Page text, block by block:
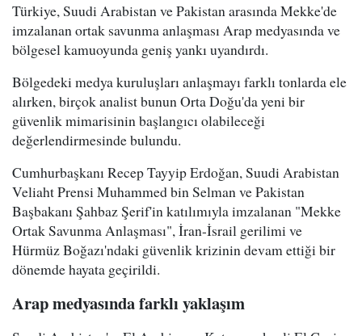
Türkiye, Suudi Arabistan ve Pakistan arasında Mekke'de
imzalanan ortak savunma anlaşması Arap medyasında ve
bölgesel kamuoyunda geniş yankı uyandırdı.
Bölgedeki medya kuruluşları anlaşmayı farklı tonlarda ele
alırken, birçok analist bunun Orta Doğu'da yeni bir
güvenlik mimarisinin başlangıcı olabileceği
değerlendirmesinde bulundu.
Cumhurbaşkanı Recep Tayyip Erdoğan, Suudi Arabistan
Veliaht Prensi Muhammed bin Selman ve Pakistan
Başbakanı Şahbaz Şerif'in katılımıyla imzalanan "Mekke
Ortak Savunma Anlaşması", İran-İsrail gerilimi ve
Hürmüz Boğazı'ndaki güvenlik krizinin devam ettiği bir
dönemde hayata geçirildi.
Arap medyasında farklı yaklaşım